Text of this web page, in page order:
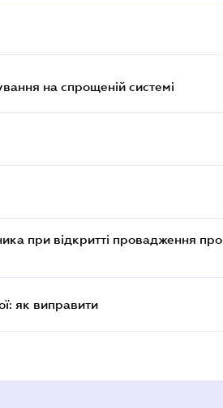
на спрощеній системі
при відкритті провадження про
як виправити